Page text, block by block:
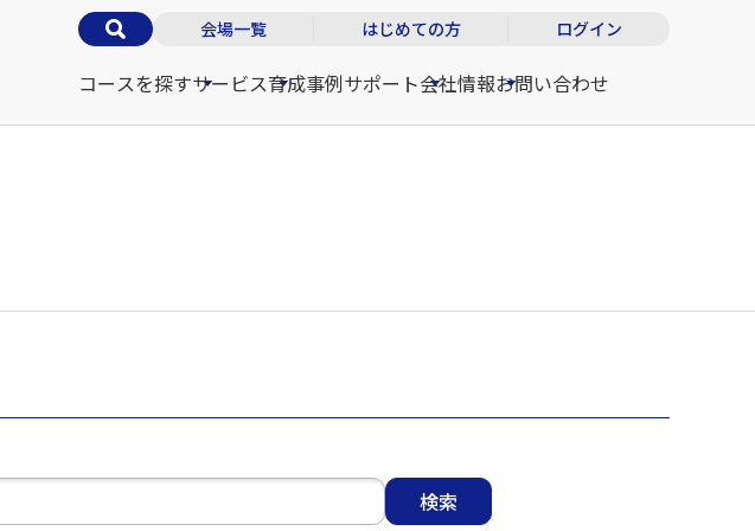
会場一覧 はじめての方 ログイン
コースを探すサービス育成事例サポート会社情報お問い合わせ
検索